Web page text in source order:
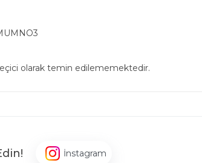
olarak temin edilememektedir.
İnstagram